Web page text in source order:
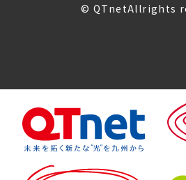
© QTnetAllrights